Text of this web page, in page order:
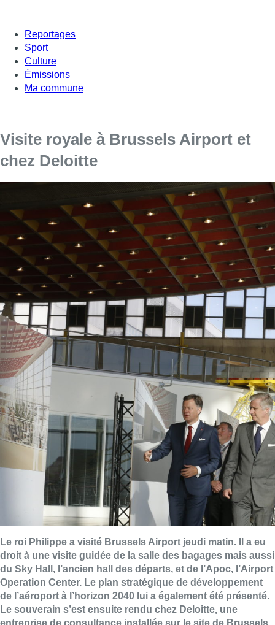
Reportages
Sport
Culture
Émissions
Ma commune
Visite royale à Brussels Airport et
chez Deloitte
Le roi Philippe a visité Brussels Airport jeudi matin. Il a eu
droit à une visite guidée de la salle des bagages mais aussi
du Sky Hall, l’ancien hall des départs, et de l’Apoc, l’Airport
Operation Center. Le plan stratégique de développement
de l’aéroport à l’horizon 2040 lui a également été présenté.
Le souverain s’est ensuite rendu chez Deloitte, une
entreprise de consultance installée sur le site de Brussels